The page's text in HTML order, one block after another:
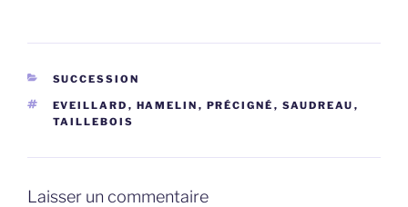
CATÉGORIES
SUCCESSION
ÉTIQUETTES
EVEILLARD , HAMELIN , PRÉCIGNÉ , SAUDREAU ,
TAILLEBOIS
Laisser un commentaire